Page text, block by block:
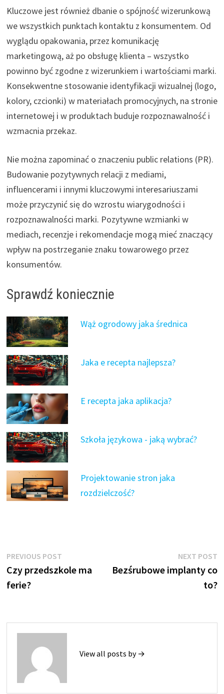
Kluczowe jest również dbanie o spójność wizerunkową
we wszystkich punktach kontaktu z konsumentem. Od
wyglądu opakowania, przez komunikację
marketingową, aż po obsługę klienta – wszystko
powinno być zgodne z wizerunkiem i wartościami marki.
Konsekwentne stosowanie identyfikacji wizualnej (logo,
kolory, czcionki) w materiałach promocyjnych, na stronie
internetowej i w produktach buduje rozpoznawalność i
wzmacnia przekaz.
Nie można zapominać o znaczeniu public relations (PR).
Budowanie pozytywnych relacji z mediami,
influencerami i innymi kluczowymi interesariuszami
może przyczynić się do wzrostu wiarygodności i
rozpoznawalności marki. Pozytywne wzmianki w
mediach, recenzje i rekomendacje mogą mieć znaczący
wpływ na postrzeganie znaku towarowego przez
konsumentów.
Sprawdź koniecznie
Wąż ogrodowy jaka średnica
Jaka e recepta najlepsza?
E recepta jaka aplikacja?
Szkoła językowa - jaką wybrać?
Projektowanie stron jaka
rozdzielczość?
Nawigacja
wpisu
PREVIOUS POSTPrevious
post:
Czy przedszkole ma
ferie?
NEXT POST
Bezśrubowe implanty co
to?
View all posts by →